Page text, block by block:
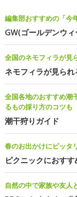
編集部おすすめの「今
GW(ゴールデンウ
全国のネモフィラが見
ネモフィラが見られ
全国各地のおすすめ潮
るもの採り方のコツも
潮干狩りガイド
春のお出かけにピッタ
ピクニックにおす
自然の中で家族や友人